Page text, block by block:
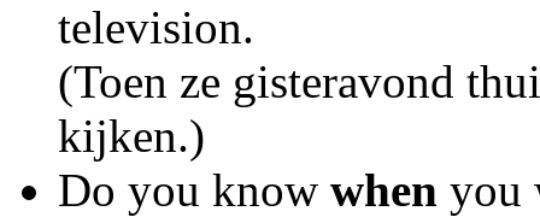
television.
(Toen ze gisteravond
kijken.)
Do you know when you